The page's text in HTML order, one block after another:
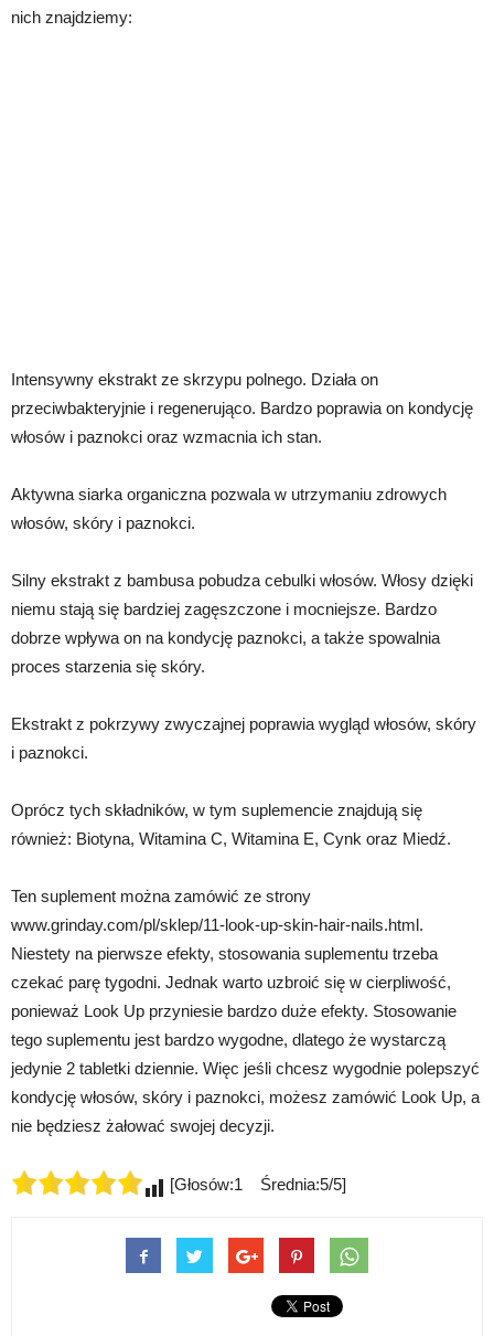
nich znajdziemy:
Intensywny ekstrakt ze skrzypu polnego. Działa on
przeciwbakteryjnie i regenerująco. Bardzo poprawia on kondycję
włosów i paznokci oraz wzmacnia ich stan.
Aktywna siarka organiczna pozwala w utrzymaniu zdrowych
włosów, skóry i paznokci.
Silny ekstrakt z bambusa pobudza cebulki włosów. Włosy dzięki
niemu stają się bardziej zagęszczone i mocniejsze. Bardzo
dobrze wpływa on na kondycję paznokci, a także spowalnia
proces starzenia się skóry.
Ekstrakt z pokrzywy zwyczajnej poprawia wygląd włosów, skóry
i paznokci.
Oprócz tych składników, w tym suplemencie znajdują się
również: Biotyna, Witamina C, Witamina E, Cynk oraz Miedź.
Ten suplement można zamówić ze strony
www.grinday.com/pl/sklep/11-look-up-skin-hair-nails.html.
Niestety na pierwsze efekty, stosowania suplementu trzeba
czekać parę tygodni. Jednak warto uzbroić się w cierpliwość,
ponieważ Look Up przyniesie bardzo duże efekty. Stosowanie
tego suplementu jest bardzo wygodne, dlatego że wystarczą
jedynie 2 tabletki dziennie. Więc jeśli chcesz wygodnie polepszyć
kondycję włosów, skóry i paznokci, możesz zamówić Look Up, a
nie będziesz żałować swojej decyzji.
[Głosów:1 Średnia:5/5]